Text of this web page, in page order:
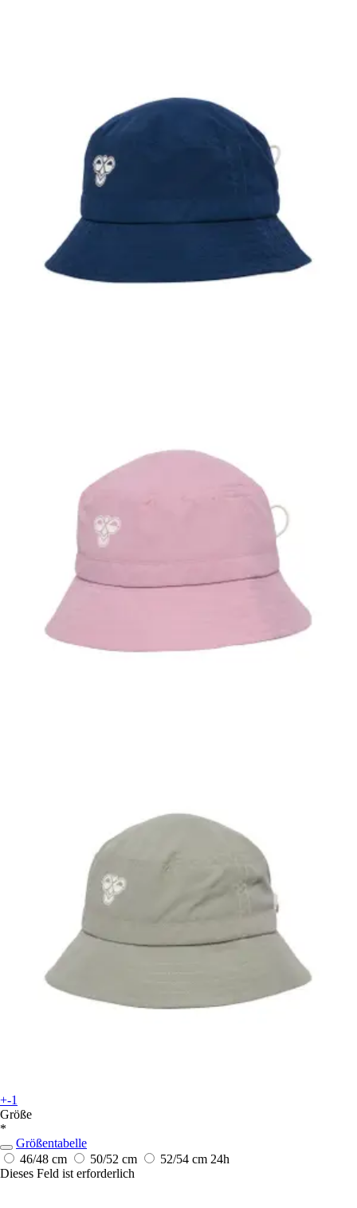
+-1
Größe
*
Größentabelle
46/48 cm
50/52 cm 52/54 cm 24h
Dieses Feld ist erforderlich